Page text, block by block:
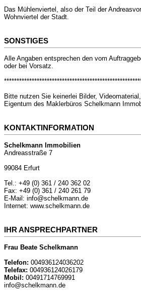
Das Mühlenviertel, also der Teil der
Wohnviertel der Stadt.
SONSTIGES
Alle Angaben entsprechen den vom
oder bei Vorsatz.
Bitte nutzen Sie keinerlei Bilder,
Eigentum des Maklerbüros Schelkmann
KONTAKTINFORMATION
Schelkmann Immobilien
Andreasstraße 7
99084 Erfurt
Tel.: +49 (0) 361 / 240 362 02
Fax: +49 (0) 361 / 240 261 79
E-Mail: info@schelkmann.de
Internet: www.schelkmann.de
IHR ANSPRECHPARTNER
Frau Beate Schelkmann
Telefon: 004936124036202
Telefax: 004936124026179
Mobil: 00491714769991
info@schelkmann.de